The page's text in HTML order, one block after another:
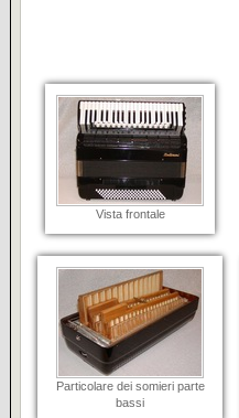
Vista frontale
Particolare dei somieri parte
bassi